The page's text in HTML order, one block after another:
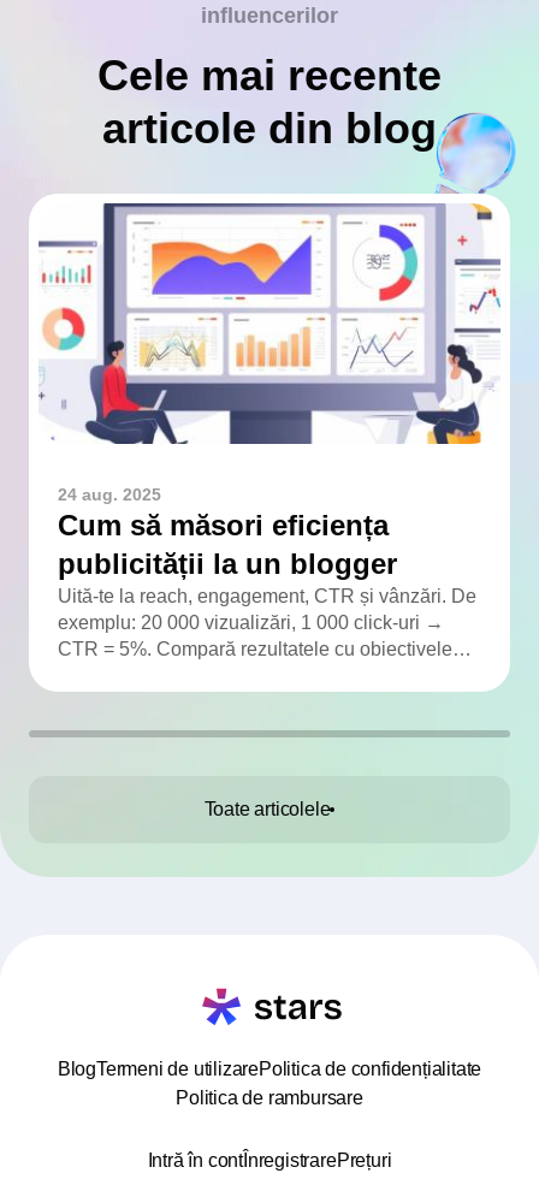
influencerilor
Cele mai recente
articole din blog
24 aug. 2025
Cum să măsori eficiența
publicității la un blogger
Uită-te la reach, engagement, CTR și vânzări. De
exemplu: 20 000 vizualizări, 1 000 click-uri →
CTR = 5%. Compară rezultatele cu obiectivele
Toate articolele
BlogTermeni de utilizarePolitica de confidențialitate
Politica de rambursare
Intră în contÎnregistrarePrețuri